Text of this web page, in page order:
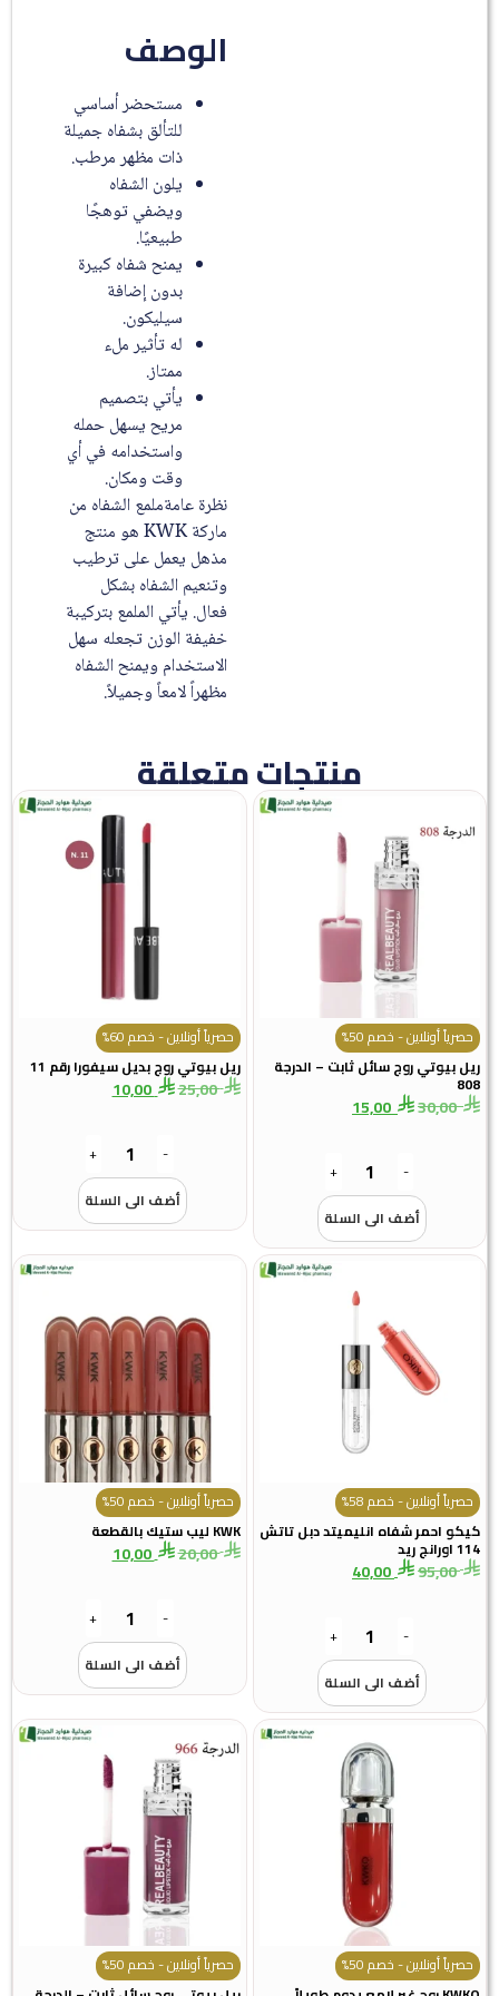
الوصف
مستحضر أساسي
للتألق بشفاه جميلة
ذات مظهر مرطب.
يلون الشفاه
ويضفي توهجًا
طبيعيًا.
يمنح شفاه كبيرة
بدون إضافة
سيليكون.
له تأثير ملء
ممتاز.
يأتي بتصميم
مريح يسهل حمله
واستخدامه في أي
وقت ومكان.
نظرة عامةملمع الشفاه من
ماركة KWK هو منتج
مذهل يعمل على ترطيب
وتنعيم الشفاه بشكل
فعال. يأتي الملمع بتركيبة
خفيفة الوزن تجعله سهل
الاستخدام ويمنح الشفاه
مظهراً لامعاً وجميلاً.
منتجات متعلقة
حصرياً أونلاين - خصم 50%
ريل بيوتي روج سائل ثابت – الدرجة
808
30,00
15,00
-
+
أضف الى السلة
حصرياً أونلاين - خصم 60%
ريل بيوتي روج بديل سيفورا رقم 11
25,00
10,00
-
+
أضف الى السلة
حصرياً أونلاين - خصم 58%
كيكو احمر شفاه انليميتد دبل تاتش
114 اورانج ريد
95,00
40,00
-
+
أضف الى السلة
حصرياً أونلاين - خصم 50%
KWK ليب ستيك بالقطعة
20,00
10,00
-
+
أضف الى السلة
حصرياً أونلاين - خصم 50%
حصرياً أونلاين - خصم 50%